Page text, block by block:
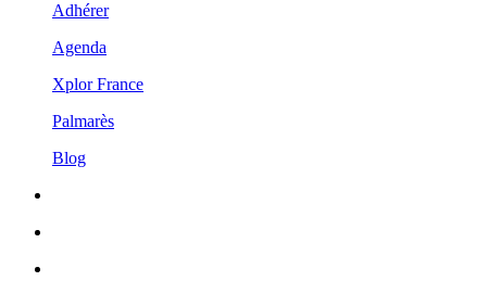
Adhérer
Agenda
Xplor France
Palmarès
Blog